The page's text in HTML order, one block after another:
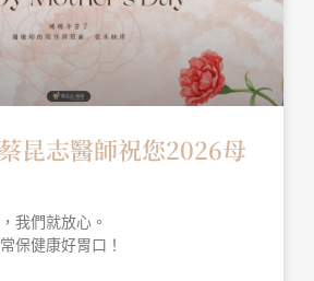
昆志醫師祝您2026母
我們就放心。
保健康好胃口！